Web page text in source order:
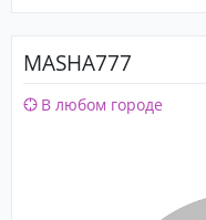
MASHA777
В любом городе